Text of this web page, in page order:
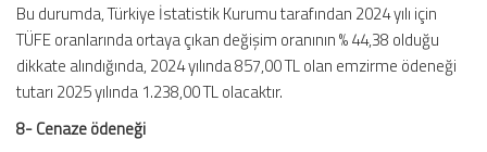
Bu durumda, Türkiye İstatistik Kurumu tarafından 2024 yılı için
TÜFE oranlarında ortaya çıkan değişim oranının % 44,38 olduğu
dikkate alındığında, 2024 yılında 857,00 TL olan emzirme ödeneği
tutarı 2025 yılında 1.238,00 TL olacaktır.
8- Cenaze ödeneği